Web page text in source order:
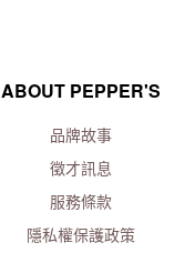
ABOUT PEPPER'S
品牌故事
徵才訊息
服務條款
隱私權保護政策